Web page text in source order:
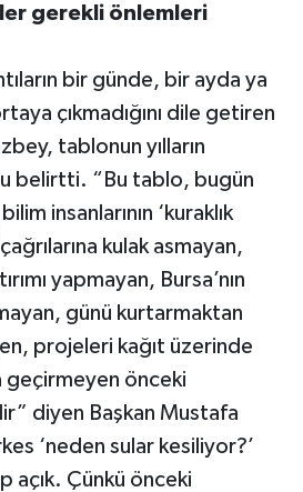
gerekli önlemleri
bir günde, bir ayda ya
çıkmadığını dile getiren
tablonun yılların
belirtti. “Bu tablo, bugün
insanlarının ‘kuraklık
kulak asmayan,
yapmayan, Bursa’nın
günü kurtarmaktan
projeleri kağıt üzerinde
geçirmeyen önceki
diyen Başkan Mustafa
‘neden sular kesiliyor?’
açık. Çünkü önceki